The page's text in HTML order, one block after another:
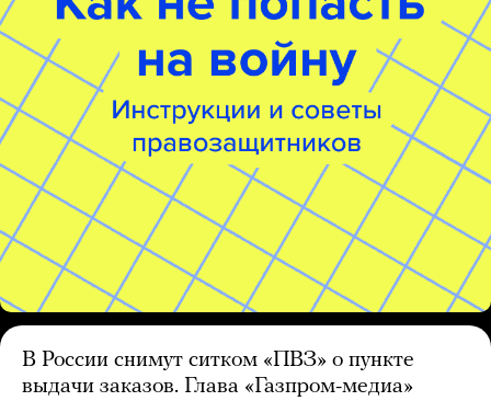
В России снимут ситком «ПВЗ» о пункте
выдачи заказов. Глава «Газпром-медиа»